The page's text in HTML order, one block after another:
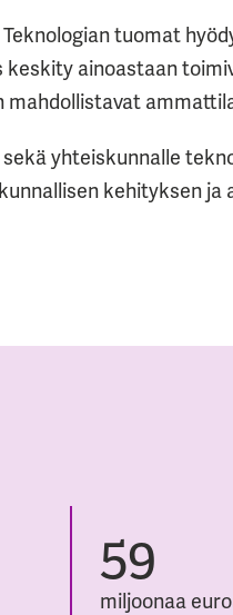
tuomat
ainoastaan
mahdollistavat
yhteiskunnalle
kehityksen
94
miljoonaa